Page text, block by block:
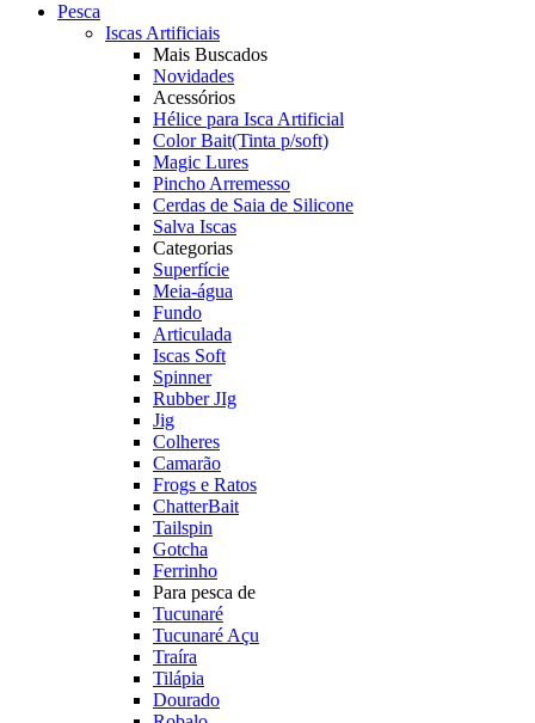
Pesca
Iscas Artificiais
Mais Buscados
Novidades
Acessórios
Hélice para Isca Artificial
Color Bait(Tinta p/soft)
Magic Lures
Pincho Arremesso
Cerdas de Saia de Silicone
Salva Iscas
Categorias
Superfície
Meia-água
Fundo
Articulada
Iscas Soft
Spinner
Rubber JIg
Jig
Colheres
Camarão
Frogs e Ratos
ChatterBait
Tailspin
Gotcha
Ferrinho
Para pesca de
Tucunaré
Tucunaré Açu
Traíra
Tilápia
Dourado